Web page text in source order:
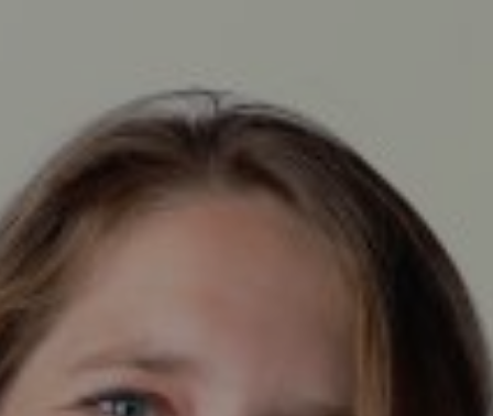
info@pauwert.nl
+31 40 281 27 82